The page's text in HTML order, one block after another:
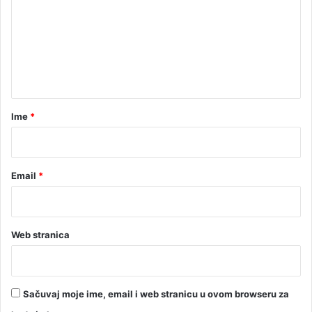
o
j
n
l
j
u
k
o
r
Ime *
Email *
Web stranica
Sačuvaj moje ime, email i web stranicu u ovom browseru za